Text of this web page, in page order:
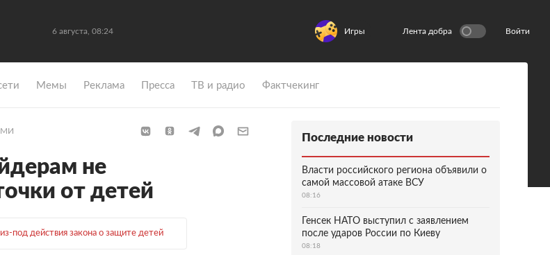
6 августа, 08:24 Игры Лента добра Войти
Мемы Реклама Пресса ТВ и радио Фактчекинг
не
от детей
под действия закона о защите детей
Последние новости
Власти российского региона объявили о
самой массовой атаке ВСУ
08:16
Генсек НАТО выступил с заявлением
после ударов России по Киеву
08:18